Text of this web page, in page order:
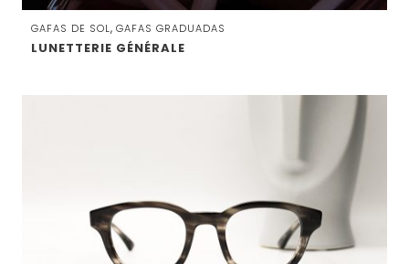
GAFAS DE SOL, GAFAS GRADUADAS
LUNETTERIE GÉNÉRALE